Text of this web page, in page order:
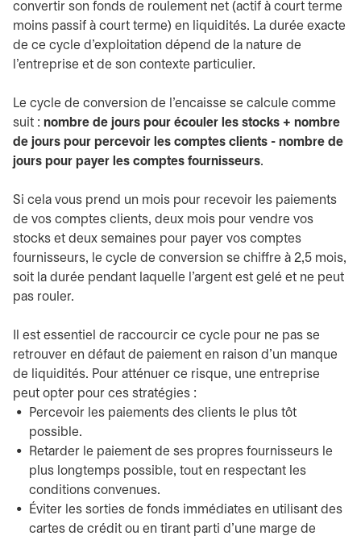
convertir son fonds de roulement net (actif à court terme
moins passif à court terme) en liquidités. La durée exacte
de ce cycle d’exploitation dépend de la nature de
l’entreprise et de son contexte particulier.
Le cycle de conversion de l’encaisse se calcule comme
suit : nombre de jours pour écouler les stocks + nombre
de jours pour percevoir les comptes clients - nombre de
jours pour payer les comptes fournisseurs.
Si cela vous prend un mois pour recevoir les paiements
de vos comptes clients, deux mois pour vendre vos
stocks et deux semaines pour payer vos comptes
fournisseurs, le cycle de conversion se chiffre à 2,5 mois,
soit la durée pendant laquelle l’argent est gelé et ne peut
pas rouler.
Il est essentiel de raccourcir ce cycle pour ne pas se
retrouver en défaut de paiement en raison d’un manque
de liquidités. Pour atténuer ce risque, une entreprise
peut opter pour ces stratégies :
Percevoir les paiements des clients le plus tôt
possible.
Retarder le paiement de ses propres fournisseurs le
plus longtemps possible, tout en respectant les
conditions convenues.
Éviter les sorties de fonds immédiates en utilisant des
cartes de crédit ou en tirant parti d’une marge de